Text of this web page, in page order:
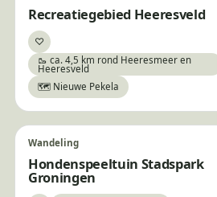
Recreatiegebied Heeresveld
♡Bewaar
🥾 ca. 4,5 km rond Heeresmeer en
Heeresveld
🗺️ Nieuwe Pekela
Wandeling
Hondenspeeltuin Stadspark
Groningen